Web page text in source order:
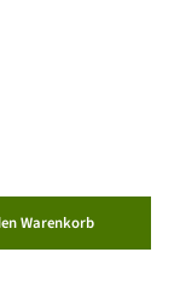
Warenkorb